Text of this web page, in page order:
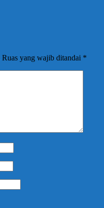
Ruas yang wajib ditandai *